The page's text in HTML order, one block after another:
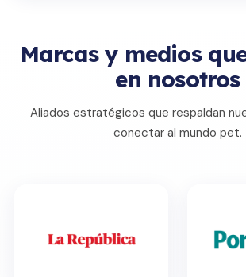
Marcas y medios
en nosotros
Aliados estratégicos que respaldan
conectar al mundo pet.